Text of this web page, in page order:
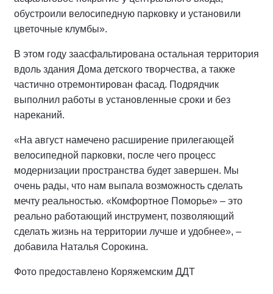
обустроили велосипедную парковку и установили
цветочные клумбы».
В этом году заасфальтирована остальная территория
вдоль здания Дома детского творчества, а также
частично отремонтирован фасад. Подрядчик
выполнил работы в установленные сроки и без
нареканий.
«На август намечено расширение прилегающей
велосипедной парковки, после чего процесс
модернизации пространства будет завершен. Мы
очень рады, что нам выпала возможность сделать
мечту реальностью. «Комфортное Поморье» – это
реально работающий инструмент, позволяющий
сделать жизнь на территории лучше и удобнее», –
добавила Наталья Сорокина.
Фото предоставлено Коряжемским ДДТ